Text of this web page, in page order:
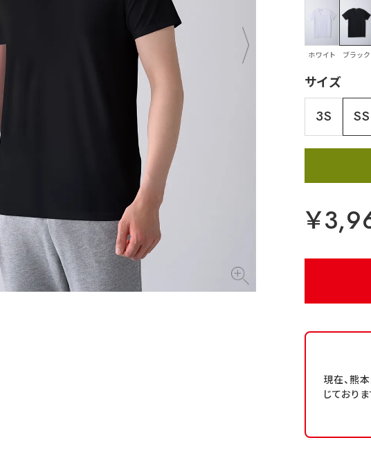
ホワイト ブラック
サイズ
3S SS
￥
現在、熊
じておりま